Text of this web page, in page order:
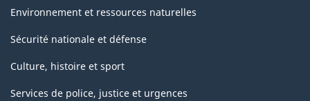
Environnement et ressources naturelles
Sécurité nationale et défense
Culture, histoire et sport
Services de police, justice et urgences